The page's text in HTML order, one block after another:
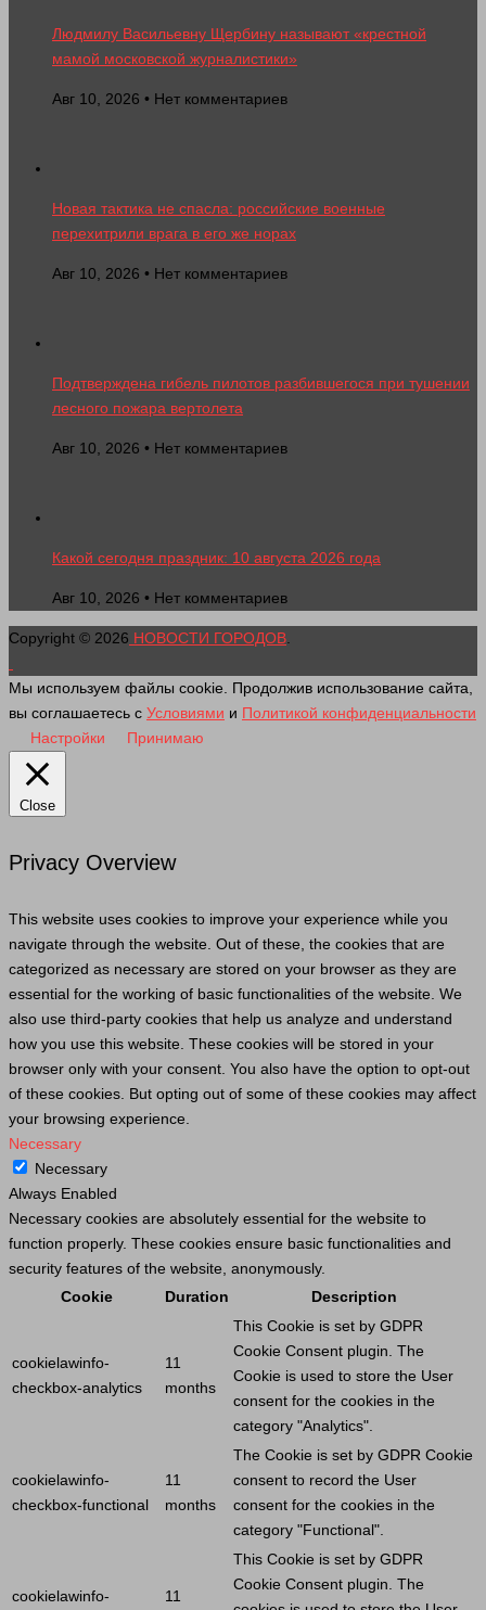
Людмилу Васильевну Щербину называют «крестной
мамой московской журналистики»
Авг 10, 2026 • Нет комментариев
Новая тактика не спасла: российские военные
перехитрили врага в его же норах
Авг 10, 2026 • Нет комментариев
Подтверждена гибель пилотов разбившегося при тушении
лесного пожара вертолета
Авг 10, 2026 • Нет комментариев
Какой сегодня праздник: 10 августа 2026 года
Авг 10, 2026 • Нет комментариев
Copyright © 2026 НОВОСТИ ГОРОДОВ
Мы используем файлы cookie. Продолжив использование сайта,
вы соглашаетесь с Условиями и Политикой конфиденциальности
Настройки
Принимаю
Close
Privacy Overview
This website uses cookies to improve your experience while you
navigate through the website. Out of these, the cookies that are
categorized as necessary are stored on your browser as they are
essential for the working of basic functionalities of the website. We
also use third-party cookies that help us analyze and understand
how you use this website. These cookies will be stored in your
browser only with your consent. You also have the option to opt-out
of these cookies. But opting out of some of these cookies may affect
your browsing experience.
Necessary
Necessary
Always Enabled
Necessary cookies are absolutely essential for the website to
function properly. These cookies ensure basic functionalities and
security features of the website, anonymously.
Cookie
Duration Description
cookielawinfo-
checkbox-analytics
11
months
This Cookie is set by GDPR
Cookie Consent plugin. The
Cookie is used to store the User
consent for the cookies in the
category "Analytics".
cookielawinfo-
checkbox-functional
11
months
The Cookie is set by GDPR Cookie
consent to record the User
consent for the cookies in the
category "Functional".
cookielawinfo- 11
This Cookie is set by GDPR
Cookie Consent plugin. The